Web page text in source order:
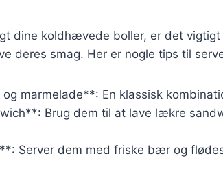
dine koldhævede boller, er det
deres smag. Her er nogle tips til
marmelade**: En klassisk
Brug dem til at lave lækre
Server dem med friske bær og